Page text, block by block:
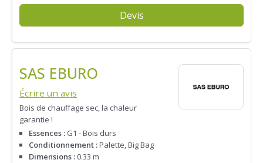
Devis
SAS EBURO
Écrire un avis
Bois de chauffage sec, la chaleur
garantie !
Essences : G1 - Bois durs
Conditionnement :Palette, Big Bag
Dimensions : 0.33 m